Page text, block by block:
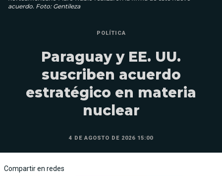
acuerdo. Foto: Gentileza
POLÍTICA
Paraguay y EE. UU.
suscriben acuerdo
estratégico en materia
nuclear
4 DE AGOSTO DE 2026 15:00
Compartir en redes